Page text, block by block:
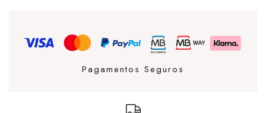
Rust
Pagamentos Seguros